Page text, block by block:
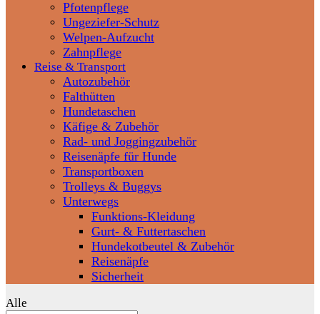
Pfotenpflege
Ungeziefer-Schutz
Welpen-Aufzucht
Zahnpflege
Reise & Transport
Autozubehör
Falthütten
Hundetaschen
Käfige & Zubehör
Rad- und Joggingzubehör
Reisenäpfe für Hunde
Transportboxen
Trolleys & Buggys
Unterwegs
Funktions-Kleidung
Gurt- & Futtertaschen
Hundekotbeutel & Zubehör
Reisenäpfe
Sicherheit
Alle